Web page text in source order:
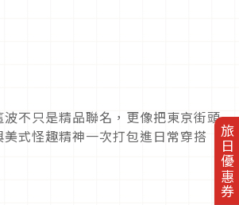
旅日優惠券
不只是精品聯名，更像把東京街頭
式怪趣精神一次打包進日常穿搭